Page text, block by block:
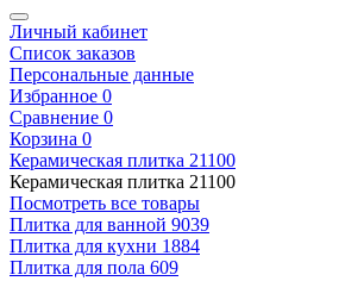
Личный кабинет
Список заказов
Персональные данные
Избранное 0
Сравнение 0
Корзина 0
Керамическая плитка 21100
Керамическая плитка 21100
Посмотреть все товары
Плитка для ванной 9039
Плитка для кухни 1884
Плитка для пола 609